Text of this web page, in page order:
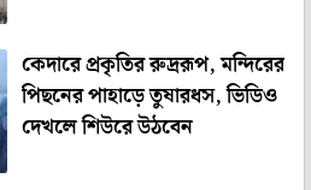
কেদারে প্রকৃতির রুদ্ররূপ, মন্দিরের
পিছনের পাহাড়ে তুষারধস, ভিডিও
দেখলে শিউরে উঠবেন